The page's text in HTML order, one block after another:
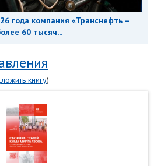
года компания «Транснефть –
60 тысяч...
книгу)